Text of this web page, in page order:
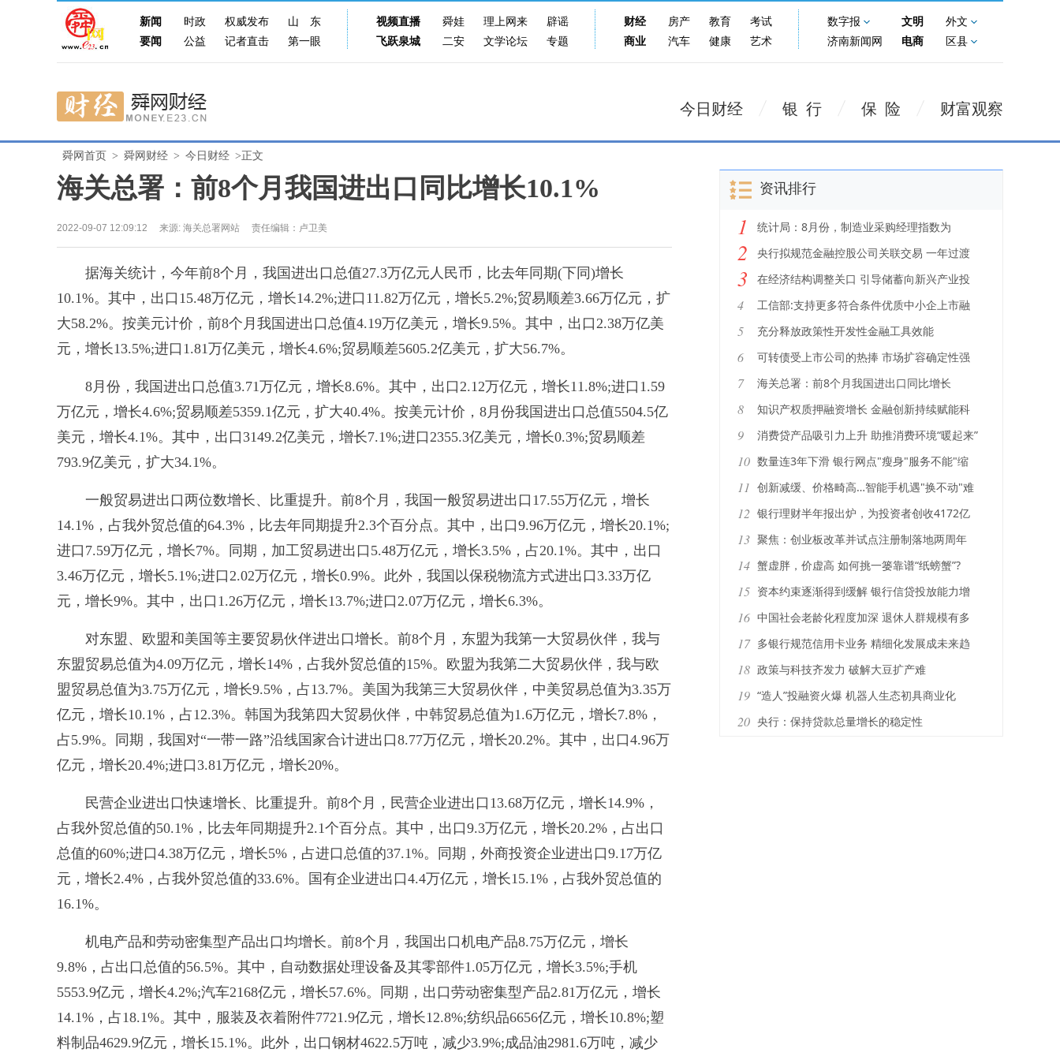
新闻 时政 权威发布 山东 视频直播 舜娃 理上网来 辟谣 财经 房产 教育 考试 数字报 文明
外文
要闻
公益 记者直击 第一眼 飞跃泉城 二安 文学论坛 专题 商业 汽车 健康 艺术 济南新闻网 电商 区县
今日财经 银 行 保 险 财富观察
舜网首页 > 舜网财经 > 今日财经 >正文
海关总署：前8个月我国进出口同比增长10.1%
2022-09-07 12:09:12 来源: 海关总署网站 责任编辑：卢卫美
据海关统计，今年前8个月，我国进出口总值27.3万亿元人民币，比去年同期(下同)增长
10.1%。其中，出口15.48万亿元，增长14.2%;进口11.82万亿元，增长5.2%;贸易顺差3.66万亿元，扩
大58.2%。按美元计价，前8个月我国进出口总值4.19万亿美元，增长9.5%。其中，出口2.38万亿美
元，增长13.5%;进口1.81万亿美元，增长4.6%;贸易顺差5605.2亿美元，扩大56.7%。
8月份，我国进出口总值3.71万亿元，增长8.6%。其中，出口2.12万亿元，增长11.8%;进口1.59
万亿元，增长4.6%;贸易顺差5359.1亿元，扩大40.4%。按美元计价，8月份我国进出口总值5504.5亿
美元，增长4.1%。其中，出口3149.2亿美元，增长7.1%;进口2355.3亿美元，增长0.3%;贸易顺差
793.9亿美元，扩大34.1%。
一般贸易进出口两位数增长、比重提升。前8个月，我国一般贸易进出口17.55万亿元，增长
14.1%，占我外贸总值的64.3%，比去年同期提升2.3个百分点。其中，出口9.96万亿元，增长20.1%;
进口7.59万亿元，增长7%。同期，加工贸易进出口5.48万亿元，增长3.5%，占20.1%。其中，出口
3.46万亿元，增长5.1%;进口2.02万亿元，增长0.9%。此外，我国以保税物流方式进出口3.33万亿
元，增长9%。其中，出口1.26万亿元，增长13.7%;进口2.07万亿元，增长6.3%。
对东盟、欧盟和美国等主要贸易伙伴进出口增长。前8个月，东盟为我第一大贸易伙伴，我与
东盟贸易总值为4.09万亿元，增长14%，占我外贸总值的15%。欧盟为我第二大贸易伙伴，我与欧
盟贸易总值为3.75万亿元，增长9.5%，占13.7%。美国为我第三大贸易伙伴，中美贸易总值为3.35万
亿元，增长10.1%，占12.3%。韩国为我第四大贸易伙伴，中韩贸易总值为1.6万亿元，增长7.8%，
占5.9%。同期，我国对“一带一路”沿线国家合计进出口8.77万亿元，增长20.2%。其中，出口4.96万
亿元，增长20.4%;进口3.81万亿元，增长20%。
民营企业进出口快速增长、比重提升。前8个月，民营企业进出口13.68万亿元，增长14.9%，
占我外贸总值的50.1%，比去年同期提升2.1个百分点。其中，出口9.3万亿元，增长20.2%，占出口
总值的60%;进口4.38万亿元，增长5%，占进口总值的37.1%。同期，外商投资企业进出口9.17万亿
元，增长2.4%，占我外贸总值的33.6%。国有企业进出口4.4万亿元，增长15.1%，占我外贸总值的
16.1%。
机电产品和劳动密集型产品出口均增长。前8个月，我国出口机电产品8.75万亿元，增长
9.8%，占出口总值的56.5%。其中，自动数据处理设备及其零部件1.05万亿元，增长3.5%;手机
5553.9亿元，增长4.2%;汽车2168亿元，增长57.6%。同期，出口劳动密集型产品2.81万亿元，增长
14.1%，占18.1%。其中，服装及衣着附件7721.9亿元，增长12.8%;纺织品6656亿元，增长10.8%;塑
料制品4629.9亿元，增长15.1%。此外，出口钢材4622.5万吨，减少3.9%;成品油2981.6万吨，减少
资讯排行
1
统计局：8月份，制造业采购经理指数为
49.4%
2
央行拟规范金融控股公司关联交易 一年过渡
期
3
在经济结构调整关口 引导储蓄向新兴产业投
资
4
工信部:支持更多符合条件优质中小企上市融
资
5 充分释放政策性开发性金融工具效能
6 可转债受上市公司的热捧 市场扩容确定性强
7
海关总署：前8个月我国进出口同比增长
10.1%
8
知识产权质押融资增长 金融创新持续赋能科
创企业
9 消费贷产品吸引力上升 助推消费环境“暖起来”
10 数量连3年下滑 银行网点"瘦身"服务不能"缩
水"
11 创新减缓、价格畸高…智能手机遇"换不动"难
题
12 银行理财半年报出炉，为投资者创收4172亿
元
13 聚焦：创业板改革并试点注册制落地两周年
14 蟹虚胖，价虚高 如何挑一篓靠谱“纸螃蟹”?
15 资本约束逐渐得到缓解 银行信贷投放能力增
强
16 中国社会老龄化程度加深 退休人群规模有多
大?
17 多银行规范信用卡业务 精细化发展成未来趋
势
18 政策与科技齐发力 破解大豆扩产难
19 “造人”投融资火爆 机器人生态初具商业化
20 央行：保持贷款总量增长的稳定性